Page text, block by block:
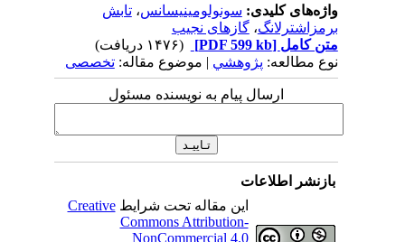
واژه‌های کلیدی:سونولومینیسانس،تابش
برمزاشترلانگ،گازهای نجیب
متن کامل[PDF 599 kb]
نوع مطالعه:پژوهشي| موضوع مقاله:تخصصی
ارسال پیام به نویسنده مسئول
بازنشر اطلاعات
این مقاله تحت شرایطCreative
Commons Attribution-
NonCommercial 4.0